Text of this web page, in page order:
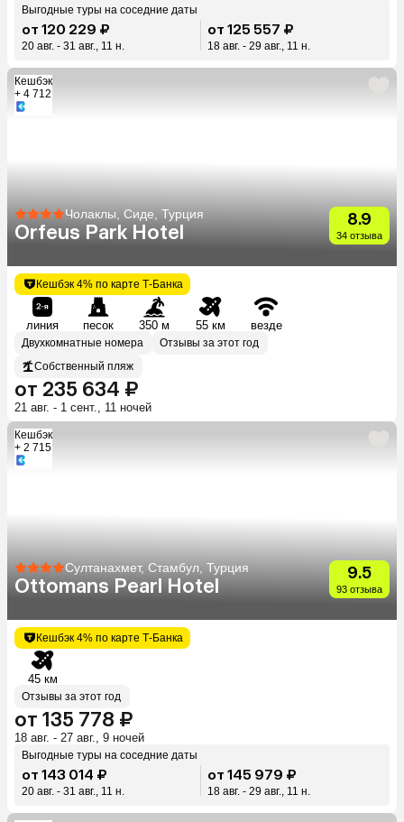
Выгодные туры на соседние даты
от 120 229 ₽
20 авг. - 31 авг., 11 н.
от 125 557 ₽
18 авг. - 29 авг., 11 н.
Кешбэк
+ 4 712
Чолаклы, Сиде, Турция
Orfeus Park Hotel
8.9
34 отзыва
Кешбэк 4% по карте Т-Банка
линия песок 350 м 55 км везде
Двухкомнатные номера
Отзывы за этот год
Собственный пляж
от 235 634 ₽
21 авг. - 1 сент., 11 ночей
Кешбэк
+ 2 715
Султанахмет, Стамбул, Турция
Ottomans Pearl Hotel
9.5
93 отзыва
Кешбэк 4% по карте Т-Банка
45 км
Отзывы за этот год
от 135 778 ₽
18 авг. - 27 авг., 9 ночей
Выгодные туры на соседние даты
от 143 014 ₽
20 авг. - 31 авг., 11 н.
от 145 979 ₽
18 авг. - 29 авг., 11 н.